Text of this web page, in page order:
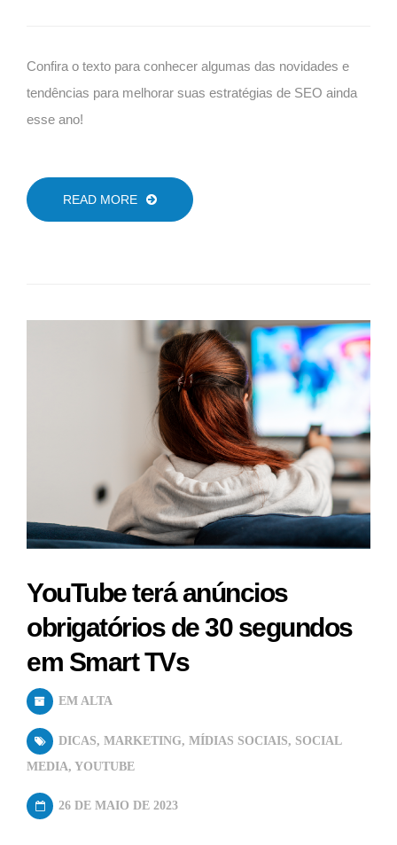
Confira o texto para conhecer algumas das novidades e
tendências para melhorar suas estratégias de SEO ainda
esse ano!
READ MORE
YouTube terá anúncios
obrigatórios de 30 segundos
em Smart TVs
EM ALTA
DICAS, MARKETING, MÍDIAS SOCIAIS, SOCIAL
MEDIA, YOUTUBE
26 DE MAIO DE 2023